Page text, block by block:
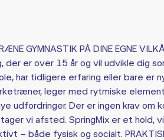
GYMNASTIK PÅ DINE EGNE
der er over 15 år og vil udvikle dig
har tidligere erfaring eller bare er
leger med rytmiske
udfordringer. Der er ingen krav om
vi afsted. SpringMix er et hold,
– både fysisk og socialt.